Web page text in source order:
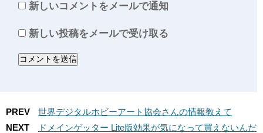
新しいコメントをメールで通知
新しい投稿をメールで受け取る
PREV
世界デジタルホビーアート協会さんの情報教えて
NEXT
ドメインゲッター Lite版効果が気になって買えないんだ